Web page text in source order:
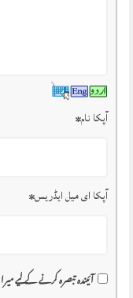
آپکا نام*
آپکا ای میل ایڈریس*
آئیندہ تبصرہ کرنے کے لیے